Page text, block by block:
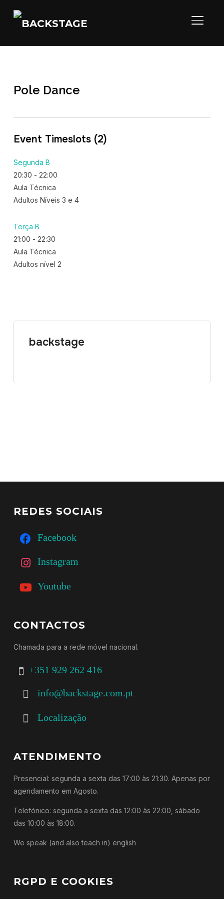
Pole Dance
Event Timeslots (2)
Segunda B
20:30 - 22:00
Aula Técnica
Adultos Níveis 3 e 4
Terça B
21:00 - 22:30
Aula Técnica
Adultos nível 2
backstage
REDES SOCIAIS
Facebook
Instagram
Youtube
CONTACTOS
Chamada para a rede móvel nacional.
+351 929 262 416
info@backstage.com.pt
Localização
ATENDIMENTO
Presencial: segunda a sexta das 17:00 às 21:30. Apenas por
agendamento em Agosto.
Telefónico: segunda a sexta das 12:00 às 22:00, sábado
das 10:00 às 18:00.
We speak (and also teach in) english
RGPD E COOKIES